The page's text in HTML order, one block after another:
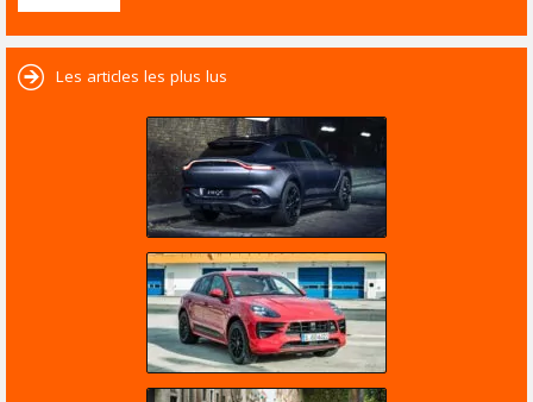
Les articles les plus lus